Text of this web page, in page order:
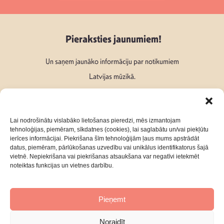
Lai nodrošinātu vislabāko lietošanas pieredzi, mēs izmantojam
tehnoloģijas, piemēram, sīkdatnes (cookies), lai saglabātu un/vai piekļūtu
ierīces informācijai. Piekrišana šīm tehnoloģijām ļaus mums apstrādāt
datus, piemēram, pārlūkošanas uzvedību vai unikālus identifikatorus šajā
vietnē. Nepiekrišana vai piekrišanas atsaukšana var negatīvi ietekmēt
noteiktas funkcijas un vietnes darbību.
Pieņemt
Noraidīt
Pieraksties jaunumiem!
Un saņem jaunāko informāciju par notikumiem
Latvijas mūzikā.
Seko mums:
Par mumsKontakti